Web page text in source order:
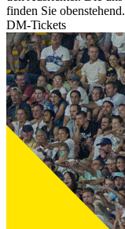
finden Sie obenstehend.
DM-Tickets